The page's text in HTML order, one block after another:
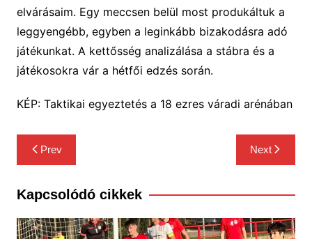
elvárásaim. Egy meccsen belül most produkáltuk a
leggyengébb, egyben a leginkább bizakodásra adó
játékunkat. A kettősség analizálása a stábra és a
játékosokra vár a hétfői edzés során.
KÉP: Taktikai egyeztetés a 18 ezres váradi arénában
Bejegyzés
navigáció
Prev Next
Kapcsolódó cikkek